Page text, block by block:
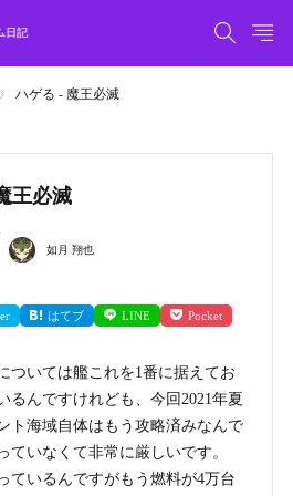
日記
ハゲる - 魔王必滅
王必滅
如月 翔也
はてブ LINE Pocket
いては艦これを1番に据えてお
るんですけれども、今回2021年夏
ト海域自体はもう攻略済みなんで
ていなくて非常に厳しいです。
いるんですがもう燃料が4万台